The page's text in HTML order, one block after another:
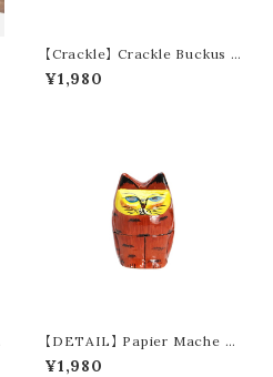
【Crackle】 Crackle Buckus T
ray
¥1,980
【DETAIL】 Papier Mache St
anding Cat (brown)
¥1,980